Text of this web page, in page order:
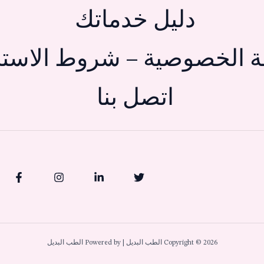
دليل خدماتك
الخصوصية – شروط
اتصل بنا
Copyright © 2026 الطب البديل | Powered by الطب البديل